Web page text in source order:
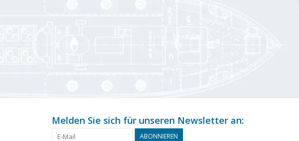
Melden Sie sich für unseren Newsletter an:
ABONNIEREN